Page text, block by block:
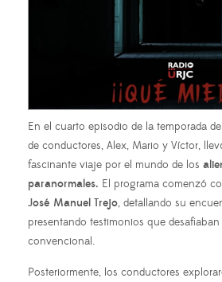
En el cuarto episodio de la temporada de
de conductores, Alex, Mario y Víctor,
fascinante viaje por el mundo de los
paranormales. El programa comenzó
José Manuel Trejo, detallando su
presentando testimonios que
convencional.
Posteriormente, los conductores